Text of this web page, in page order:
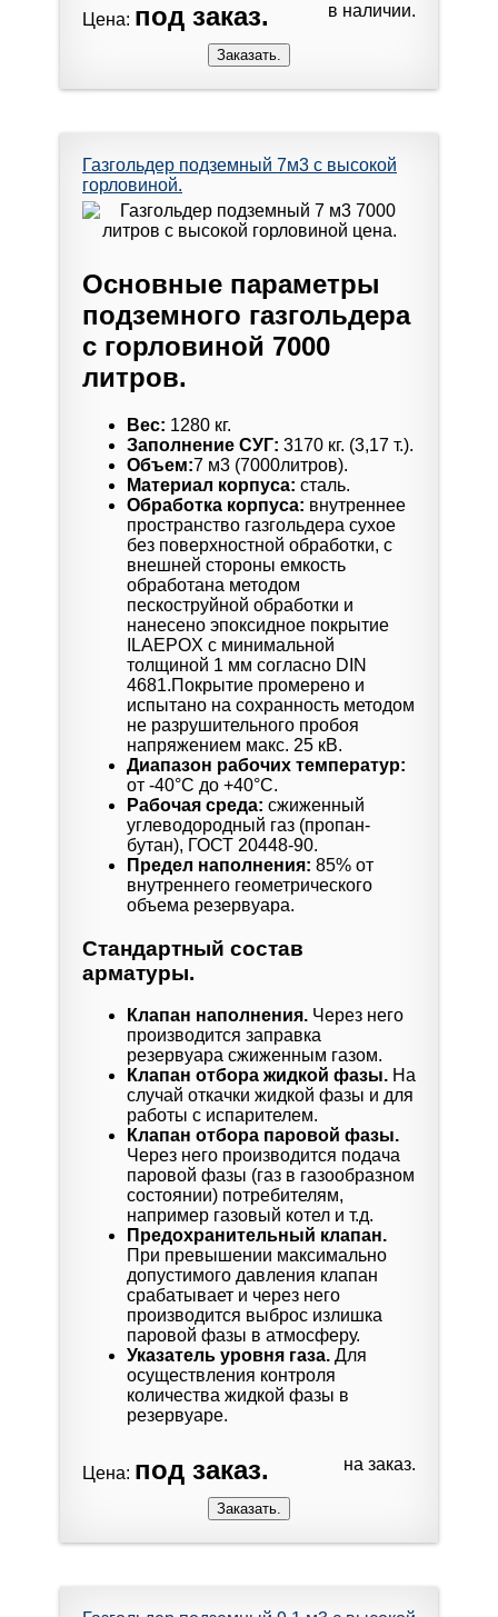
Цена: под заказ. в наличии.
Газгольдер подземный 7м3 с высокой
горловиной.
Основные параметры
подземного газгольдера
с горловиной 7000
литров.
Вес: 1280 кг.
Заполнение СУГ: 3170 кг. (3,17 т.).
Объем:7 м3 (7000литров).
Материал корпуса: сталь.
Обработка корпуса: внутреннее
пространство газгольдера сухое
без поверхностной обработки, с
внешней стороны емкость
обработана методом
пескоструйной обработки и
нанесено эпоксидное покрытие
ILAEPOX с минимальной
толщиной 1 мм согласно DIN
4681.Покрытие промерено и
испытано на сохранность методом
не разрушительного пробоя
напряжением макс. 25 кВ.
Диапазон рабочих температур:
от -40°C до +40°C.
Рабочая среда: сжиженный
углеводородный газ (пропан-
бутан), ГОСТ 20448-90.
Предел наполнения: 85% от
внутреннего геометрического
объема резервуара.
Стандартный состав
арматуры.
Клапан наполнения. Через него
производится заправка
резервуара сжиженным газом.
Клапан отбора жидкой фазы. На
случай откачки жидкой фазы и для
работы с испарителем.
Клапан отбора паровой фазы.
Через него производится подача
паровой фазы (газ в газообразном
состоянии) потребителям,
например газовый котел и т.д.
Предохранительный клапан.
При превышении максимально
допустимого давления клапан
срабатывает и через него
производится выброс излишка
паровой фазы в атмосферу.
Указатель уровня газа. Для
осуществления контроля
количества жидкой фазы в
резервуаре.
Цена: под заказ. на заказ.